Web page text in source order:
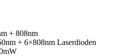
+ 808nm
+ 6×808nm Laserdioden